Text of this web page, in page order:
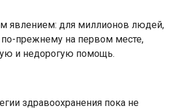
явлением: для миллионов людей,
прежнему на первом месте,
и недорогую помощь.
здравоохранения пока не